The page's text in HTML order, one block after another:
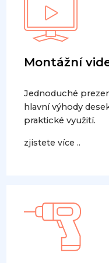
Montážní
Jednoduché
hlavní výhody
praktické využití.
zjistete více ..